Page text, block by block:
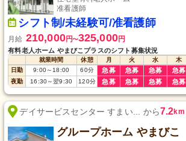
准看護師
シフト制/未経験可/准看護師
月給 210,000円〜325,000円
有料老人ホーム やまびこプラスのシフト募集状況
就業時間 休憩 月 火 水 木
日勤
9:00～18:00 60分 急募 急募 急募 急募
夜勤 16:30～翌9:30 120分 急募 急募 急募 急募
デイサービスセンター すまい... から7.2km
グループホーム やまびこ